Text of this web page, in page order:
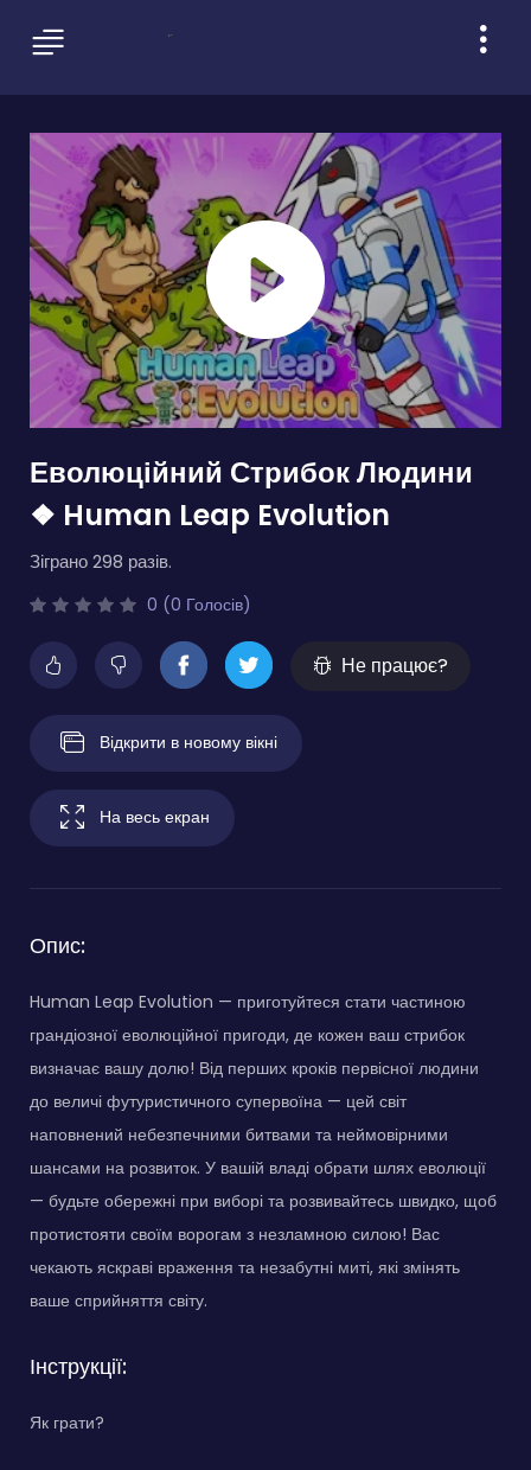
Еволюційний Стрибок Людини
❖ Human Leap Evolution
Зіграно 298 разів.
0 (0 Голосів)
Не працює?
Відкрити в новому вікні
На весь екран
Опис:
Human Leap Evolution — приготуйтеся стати частиною
грандіозної еволюційної пригоди, де кожен ваш стрибок
визначає вашу долю! Від перших кроків первісної людини
до величі футуристичного супервоїна — цей світ
наповнений небезпечними битвами та неймовірними
шансами на розвиток. У вашій владі обрати шлях еволюції
— будьте обережні при виборі та розвивайтесь швидко, щоб
протистояти своїм ворогам з незламною силою! Вас
чекають яскраві враження та незабутні миті, які змінять
ваше сприйняття світу.
Інструкції:
Як грати?